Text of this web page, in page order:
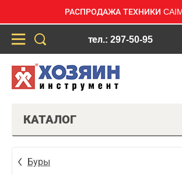
РАСПРОДАЖА ТЕХНИКИ
тел.: 297-50-95
КАТАЛОГ
Буры